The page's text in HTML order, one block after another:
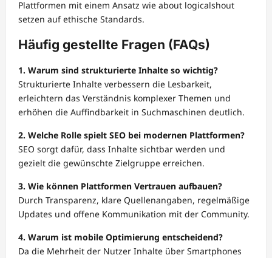
Plattformen mit einem Ansatz wie about logicalshout
setzen auf ethische Standards.
Häufig gestellte Fragen (FAQs)
1. Warum sind strukturierte Inhalte so wichtig?
Strukturierte Inhalte verbessern die Lesbarkeit,
erleichtern das Verständnis komplexer Themen und
erhöhen die Auffindbarkeit in Suchmaschinen deutlich.
2. Welche Rolle spielt SEO bei modernen Plattformen?
SEO sorgt dafür, dass Inhalte sichtbar werden und
gezielt die gewünschte Zielgruppe erreichen.
3. Wie können Plattformen Vertrauen aufbauen?
Durch Transparenz, klare Quellenangaben, regelmäßige
Updates und offene Kommunikation mit der Community.
4. Warum ist mobile Optimierung entscheidend?
Da die Mehrheit der Nutzer Inhalte über Smartphones